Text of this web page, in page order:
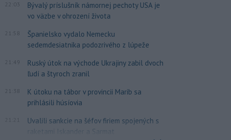
22:03
Bývalý príslušník námornej pechoty USA je
vo väzbe v ohrození života
21:58
Španielsko vydalo Nemecku
sedemdesiatnika podozrivého z lúpeže
21:49
Ruský útok na východe Ukrajiny zabil dvoch
ľudí a štyroch zranil
21:38
K útoku na tábor v provincii Marib sa
prihlásili húsíovia
Uvalili sankcie na šéfov firiem spojených s
raketami Iskander a Sarmat